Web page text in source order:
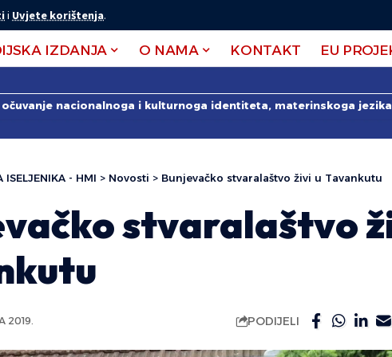
i Uvjete korištenja.
IZDANJA O NAMA KONTAKT EU
nacionalnoga i kulturnoga identiteta, materinskoga
ISELJENIKA - HMI > Novosti > Bunjevačko stvaralaštvo živi u Tavankutu
stvaralaštvo
2019. PODIJELI